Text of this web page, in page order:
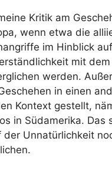
Kritik am
wenn etwa die
im Hinblick
mit
werden.
in einen
Kontext gestellt,
in Südamerika. Das
der Unnatürlichkeit